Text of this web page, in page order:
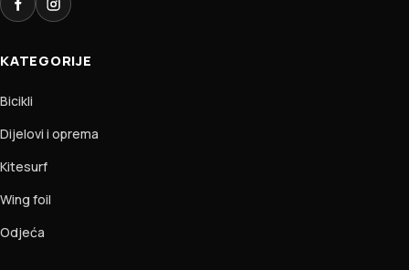
FacebookInstagram
KATEGORIJE
Bicikli
Dijelovi i oprema
Kitesurf
Wing foil
Odjeća